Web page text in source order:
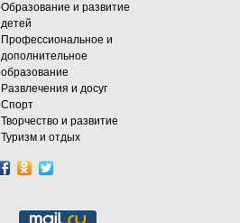
Образование и развитие
детей
Профессиональное и
дополнительное
образование
Развлечения и досуг
Спорт
Творчество и развитие
Туризм и отдых